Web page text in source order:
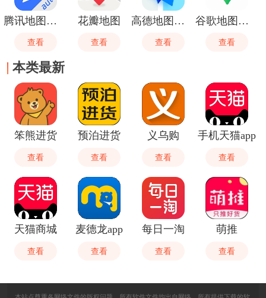
腾讯地图车机版
查看
花瓣地图
查看
高德地图御女茉莉语音包
查看
谷歌地图卫星高清地图
查看
本类最新
笨熊进货
查看
预泊进货
查看
义乌购
查看
手机天猫app
查看
天猫商城
查看
麦德龙app
查看
每日一淘
查看
萌推
查看